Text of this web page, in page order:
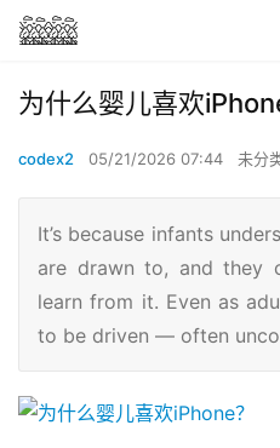
为什么婴儿喜欢
codex2 05/21/2026 07:44 未分
It’s because infants
are drawn to, and they
learn from it. Even as
to be driven — often